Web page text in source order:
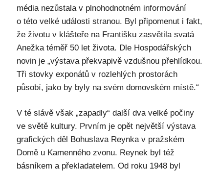
média nezůstala v plnohodnotném informování
o této velké události stranou. Byl připomenut i fakt,
že životu v klášteře na Františku zasvětila svatá
Anežka téměř 50 let života. Dle Hospodářských
novin je „výstava překvapivě vzdušnou přehlídkou.
Tři stovky exponátů v rozlehlých prostorách
působí, jako by byly na svém domovském místě.“
V té slávě však „zapadly“ další dva velké počiny
ve světě kultury. Prvním je opět největší výstava
grafických děl Bohuslava Reynka v pražském
Domě u Kamenného zvonu. Reynek byl též
básníkem a překladatelem. Od roku 1948 byl